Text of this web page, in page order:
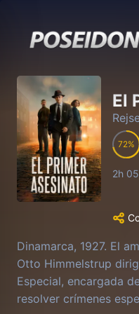
El
72
2h
Dinamarca, 1927. El
Otto Himmelstrup
Especial, encargada
resolver crímenes